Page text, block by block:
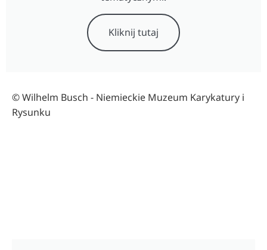
Kliknij tutaj
© Wilhelm Busch - Niemieckie Muzeum Karykatury i
Rysunku